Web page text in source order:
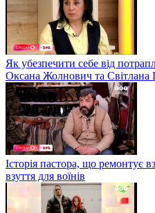
Як убезпечити себе від
Оксана Жолнович та Світлана
Історія пастора, що ремонтує
взуття для воїнів